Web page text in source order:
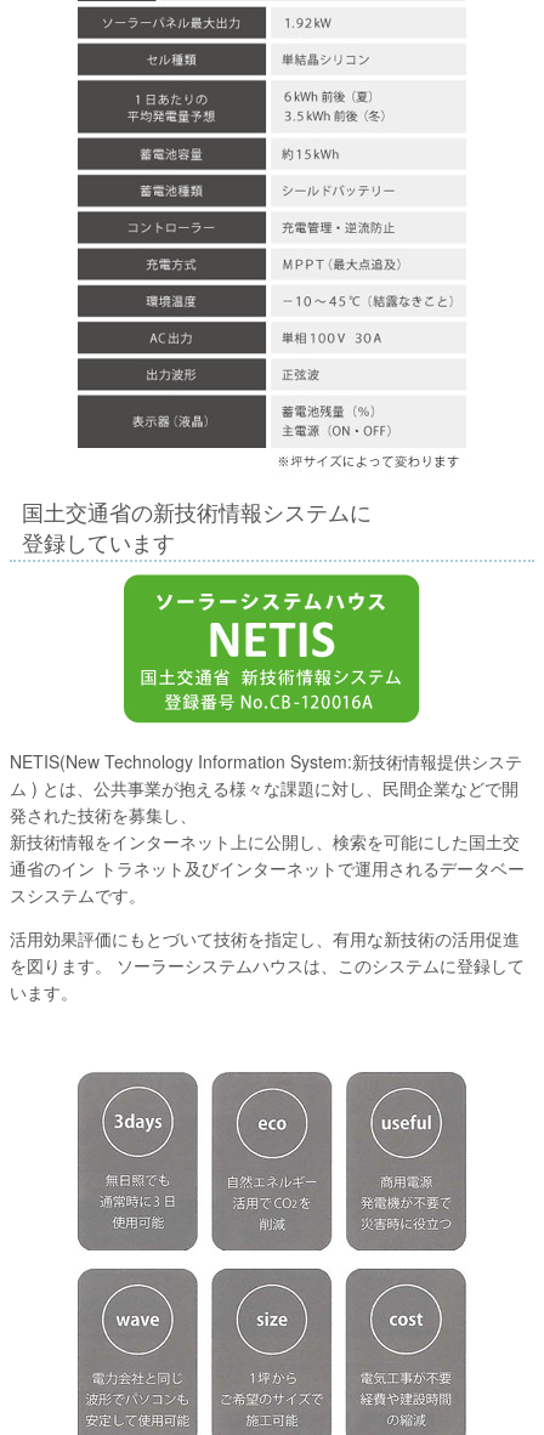
国土交通省の新技術情報システムに
登録しています
NETIS(New Technology Information System:新技術情報提供システ
ム ) とは、公共事業が抱える様々な課題に対し、民間企業などで開
発された技術を募集し、
新技術情報をインターネット上に公開し、検索を可能にした国土交
通省のイン トラネット及びインターネットで運用されるデータベー
スシステムです。
活用効果評価にもとづいて技術を指定し、有用な新技術の活用促進
を図ります。 ソーラーシステムハウスは、このシステムに登録して
います。